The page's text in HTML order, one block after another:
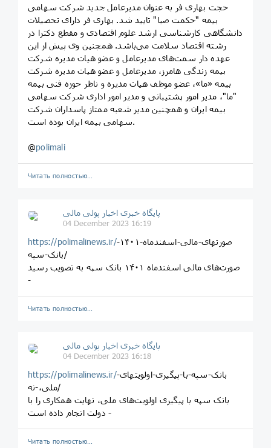
حجت بهاری فر به عنوان مدیرعامل جدید شرکت سهامی
بیمه "حکمت صبا" تایید شد. بهاری فر دارای تحصیلات
دانشگاهی کارشناسی ارشد علوم اقتصادی و مقطع دکترا در
رشته اقتصاد سلامت می‌باشد. همچنین وی پیش از این
عهده دار سمت‌های مدیرعامل و عضو هیات مدیره شرکت
بیمه زندگی‌ هامرز، مدیرعامل و عضو هیات مدیره شرکت
بیمه «ما»، عضو موظف هیات مدیره و ناظر حوزه فنی بیمه
"ما"، مدیر امور پشتیبانی و مدیر امور اداری شرکت سهامی
بیمه ایران و همچنین مدیر شعبه ممتاز پاسداران شرکت
سهامی بیمه ایران بوده است.
@polimali
Читать полностью…
پایگاه خبری اخبار پولی مالی
04 December 2023 16:19
https://polimalinews.ir/صورتهای-مالی-اسفندماه-۱۴۰۱-
بانک-سپه/
صورت‌های مالی اسفندماه ۱۴۰۱ بانک سپه به تصویب رسید
-
Читать полностью…
پایگاه خبری اخبار پولی مالی
04 December 2023 16:18
https://polimalinews.ir/بانک-سپه-با-پیگیری-اولویتهای-
ملی،-نه/
بانک سپه با پیگیری اولویت‌های ملی، نهایت همکاری را با
دولت انجام داده است -
Читать полностью…